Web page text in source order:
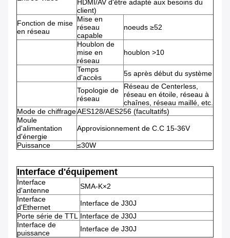
HDMI/AV d'être adapté aux besoins du
client)
Fonction de mise
en réseau
Mise en
réseau
capable
noeuds ≥52
Houblon de
mise en
réseau
houblon >10
Temps
d'accès
5s après début du système
Topologie de
réseau
Réseau de Centerless,
réseau en étoile, réseau à
chaînes, réseau maillé, etc.
Mode de chiffrageAES128/AES256 (facultatifs)
Moule
d'alimentation
d'énergie
Approvisionnement de C.C 15-36V
Puissance ≤30W
Interface d'équipement
Interface
d'antenne
SMA-K×2
Interface
d'Ethernet
Interface de J30J
Porte série de TTL Interface de J30J
Interface de
puissance
Interface de J30J